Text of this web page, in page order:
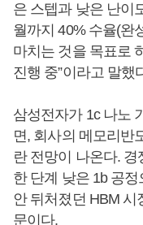
은 스텝과 낮은 난이
월까지 40% 수율(완
마치는 것을 목표로
진행 중”이라고 말했
삼성전자가 1c 나노
면, 회사의 메모리반
란 전망이 나온다.
한 단계 낮은 1b 공
안 뒤처졌던 HBM 시
문이다.